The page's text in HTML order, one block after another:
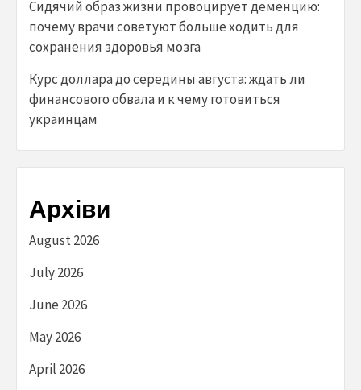
Сидячий образ жизни провоцирует деменцию:
почему врачи советуют больше ходить для
сохранения здоровья мозга
Курс доллара до середины августа: ждать ли
финансового обвала и к чему готовиться
украинцам
Архіви
August 2026
July 2026
June 2026
May 2026
April 2026